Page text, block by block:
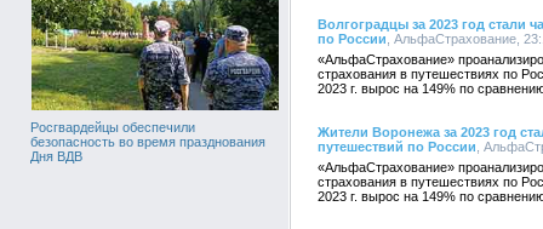
Росгвардейцы обеспечили
безопасность во время празднования
Дня ВДВ
Волгоградцы за 2023 год стали
по России , АльфаСтрахование,
«АльфаСтрахование»
страхования в путешествиях по
2023 г. вырос на 149% по
Жители Воронежа за 2023 год
путешествий по России ,
«АльфаСтрахование»
страхования в путешествиях по
2023 г. вырос на 149% по